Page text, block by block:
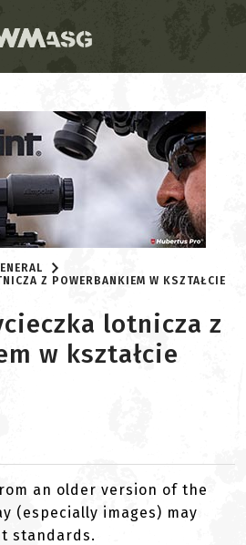
Z POWERBANKIEM W KSZTAŁCIE
lotnicza z
w kształcie
an older version of the
(especially images) may
standards.